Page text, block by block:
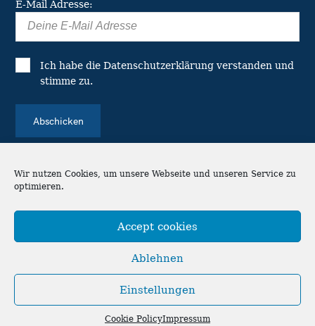
Wir nutzen Cookies, um unsere Webseite und unseren Service zu
optimieren.
Accept cookies
Ablehnen
Einstellungen
Cookie PolicyImpressum
E-Mail Adresse:
Ich habe die Datenschutzerklärung verstanden und
stimme zu.
a
w
I
Stadtteilzeitung in Stuttgart-Ost.
Theme: Felt byPixelgrade